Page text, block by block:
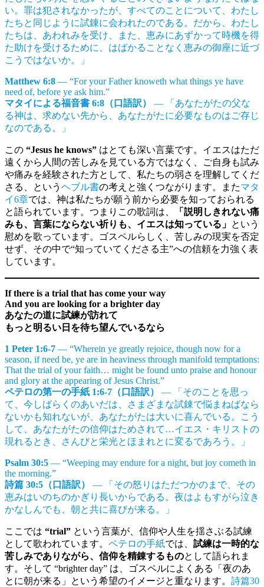
い。罪は犯されなかったが、すべてのことについて、わたし
たちと同じように試錬に会われたのである。だから、わたし
たちは、あわれみを受け、また、恵みにあずかって時機を得
た助けを受けるために、はばかることなく恵みの御座に近づ
こうではないか。」
Matthew 6:8 — “For your Father knoweth what things ye have
need of, before ye ask him.”
マタイによる福音書 6:8（口語訳）
— 「あなたがたの父な
る神は、求めない先から、あなたがたに必要なものはご存じ
なのである。」
この “Jesus he knows” はとても深い言葉です。イエスはただ
遠くから人間の苦しみを見ている方ではなく、ご自身も試み
や痛みを経験された方として、私たちの弱さを理解してくだ
さる、という ヘブル書の考えと強くつながります。またマタ
イ6章では、神は私たちが願う前から必要を知っておられる
と語られています。つまりこの歌詞は、
「説明しきれない痛
みも、言葉にならない祈りも、イエスは知っている」 という
慰めを歌っています。ゴスペルらしく、苦しみの現実を否定
せず、その中で“知っていてくださる主”への信頼を力強く表
しています。
If there is a trial that has come your way
And you are looking for a brighter day
あなたの道に試練が訪れて
もっと明るい日を待ち望んでいるなら
1 Peter 1:6-7 — “Wherein ye greatly rejoice, though now for a
season, if need be, ye are in heaviness through manifold temptations:
That the trial of your faith… might be found unto praise and honour
and glory at the appearing of Jesus Christ.”
ペテロの第一の手紙 1:6-7（口語訳）
— 「そのことを思っ
て、今しばらくのあいだは、さまざまな試錬で悩まねばなら
ないかも知れないが、あなたがたは大いに喜んでいる。こう
して、あなたがたの信仰はためされて…イエス・キリストの
現れるとき、さんびと栄光とほまれとに変るであろう。」
Psalm 30:5 — “Weeping may endure for a night, but joy cometh in
the morning.”
詩篇 30:5（口語訳）
— 「その怒りはただつかのまで、その
恵みはいのちのかぎり長いからである。夜はよもすがら泣き
かなしんでも、朝と共に喜びが来る。」
ここでは “trial” という言葉が、信仰や人生を揺さぶる試練
として歌われています。 ペテロの手紙では、 試練は一時的な
苦しみでありながら、信仰を精錬するものとして語られま
す。そして “brighter day” は、ゴスペルによくある「夜のあ
とに朝が来る」という希望のイメージと重なります。 詩篇30